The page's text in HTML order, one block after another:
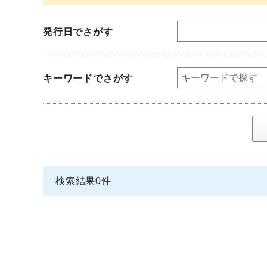
発行日でさがす
キーワードでさがす
検索結果0件